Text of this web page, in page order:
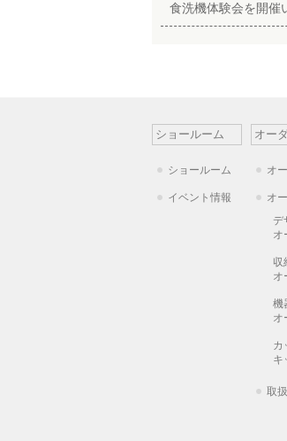
食洗機体験会を開催
ショールーム
ショールーム
イベント情報
オー
オ
オ
デ
オ
収
オ
機
オ
カ
キ
取